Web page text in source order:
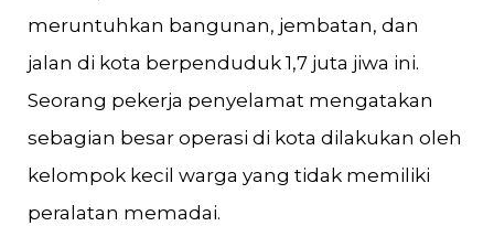
meruntuhkan bangunan, jembatan, dan
jalan di kota berpenduduk 1,7 juta jiwa ini.
Seorang pekerja penyelamat mengatakan
sebagian besar operasi di kota dilakukan oleh
kelompok kecil warga yang tidak memiliki
peralatan memadai.